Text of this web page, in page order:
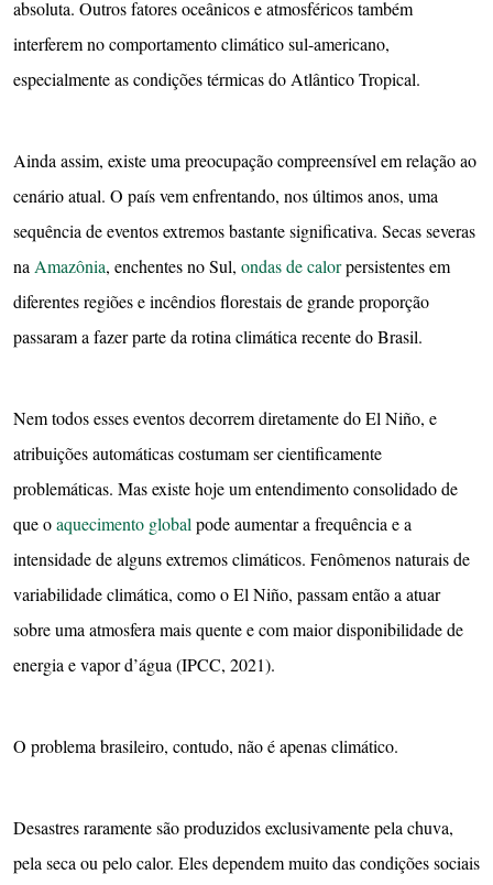
absoluta. Outros fatores oceânicos e atmosféricos também
interferem no comportamento climático sul-americano,
especialmente as condições térmicas do Atlântico Tropical.
Ainda assim, existe uma preocupação compreensível em relação ao
cenário atual. O país vem enfrentando, nos últimos anos, uma
sequência de eventos extremos bastante significativa. Secas severas
na Amazônia, enchentes no Sul, ondas de calorpersistentes em
diferentes regiões e incêndios florestais de grande proporção
passaram a fazer parte da rotina climática recente do Brasil.
Nem todos esses eventos decorrem diretamente do El Niño, e
atribuições automáticas costumam ser cientificamente
problemáticas. Mas existe hoje um entendimento consolidado de
que oaquecimento global pode aumentar a frequência e a
intensidade de alguns extremos climáticos. Fenômenos naturais de
variabilidade climática, como o El Niño, passam então a atuar
sobre uma atmosfera mais quente e com maior disponibilidade de
energia e vapor d’água (IPCC, 2021).
O problema brasileiro, contudo, não é apenas climático.
Desastres raramente são produzidos exclusivamente pela chuva,
pela seca ou pelo calor. Eles dependem muito das condições sociais